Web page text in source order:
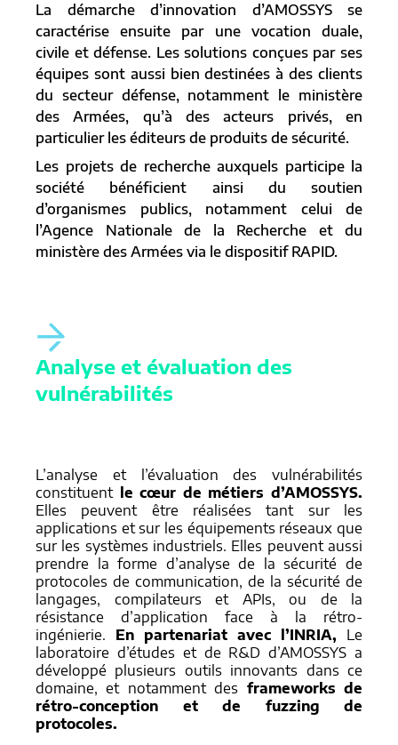
La démarche d’innovation d’AMOSSYS se
caractérise ensuite par une vocation duale,
civile et défense. Les solutions conçues par ses
équipes sont aussi bien destinées à des clients
du secteur défense, notamment le ministère
des Armées, qu’à des acteurs privés, en
particulier les éditeurs de produits de sécurité.
Les projets de recherche auxquels participe la
société bénéficient ainsi du soutien
d’organismes publics, notamment celui de
l’Agence Nationale de la Recherche et du
ministère des Armées via le dispositif RAPID.
Analyse et évaluation des
vulnérabilités
L’analyse et l’évaluation des vulnérabilités
constituent le cœur de métiers d’AMOSSYS.
Elles peuvent être réalisées tant sur les
applications et sur les équipements réseaux que
sur les systèmes industriels. Elles peuvent aussi
prendre la forme d’analyse de la sécurité de
protocoles de communication, de la sécurité de
langages, compilateurs et APIs, ou de la
résistance d’application face à la rétro-
ingénierie. En partenariat avec l’INRIA, Le
laboratoire d’études et de R&D d’AMOSSYS a
développé plusieurs outils innovants dans ce
domaine, et notamment des frameworks de
rétro-conception et de fuzzing de
protocoles.